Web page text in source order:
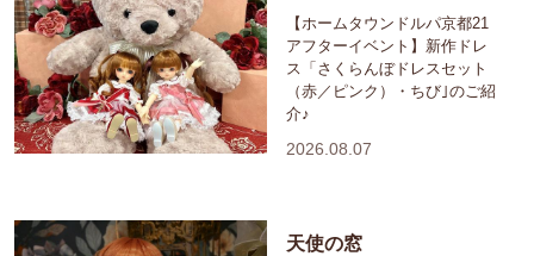
【ホームタウンドルパ京都21
アフターイベント】新作ドレ
ス「さくらんぼドレスセット
（赤／ピンク）・ちび｣のご紹
介♪
2026.08.07
天使の窓